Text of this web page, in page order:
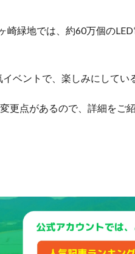
崎緑地では、約60万個の
ベントで、楽しみにしてい
更点があるので、詳細をご紹